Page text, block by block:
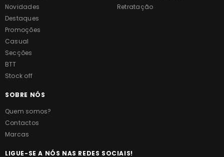
Novidades
Destaques
Promoções
Casual
Secções
BTT
Stock off
Retratação
SOBRE NÓS
Quem somos?
Contactos
Marcas
LIGUE-SE A NÓS NAS REDES SOCIAIS!